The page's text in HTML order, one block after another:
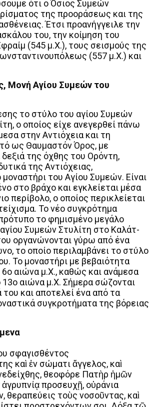
ότι ο Όσιος Συμεών
της προοράσεως και της
Έτσι προανήγγειλε την
του, την κοίμηση του
(545 μ.Χ.), τους σεισμούς της
(557 μ.Χ.) και
Μονή Αγίου Συμεών του
το στύλο του αγίου Συμεών
ο οποίος είχε ανεγερθεί πάνω
στην Αντιόχεια και τη
ως Θαυμαστόν Όρος, με
της όχθης του Ορόντη,
της Αντιόχειας,
του Αγίου Συμεών. Είναι
στο βράχο και εγκλείεται μέσα
περίβολο, ο οποίος περικλείεται
Το νέο συγκρότημα
το φημισμένο μεγάλο
Συμεών Στυλίτη στο Καλάτ-
οργανώνονται γύρω από ένα
το οποίο περιλαμβάνει το στύλο
Το μοναστήρι με βεβαιότητα
6ο αιώνα μ.Χ., καθώς και ανάμεσα
13ο αιώνα μ.Χ. Σήμερα σώζονται
του και αποτελεί ένα από τα
συγκροτήματα της βόρειας
σφαγισθέντος
καὶ ἐν σώματι ἄγγελος, καὶ
θεοφόρε Πατὴρ ἡμῶν
προσευχῇ, οὐράνια
θεραπεύεις τοὺς νοσοῦντας, καὶ